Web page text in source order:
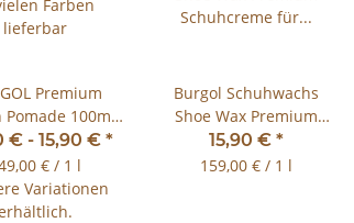
Premium
Pomade 100ml
Farben
lieferbar
€ - 15,90 € *
€ / 1 l
Variationen
Burgol Schuhwachs
Shoe Wax Premium
Schuhcreme für
Glattleder 100ml
15,90 € *
159,00 € / 1 l